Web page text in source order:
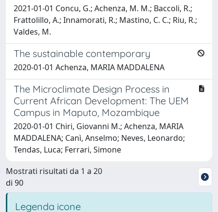
2021-01-01 Concu, G.; Achenza, M. M.; Baccoli, R.;
Frattolillo, A.; Innamorati, R.; Mastino, C. C.; Riu, R.;
Valdes, M.
The sustainable contemporary
2020-01-01 Achenza, MARIA MADDALENA
The Microclimate Design Process in
Current African Development: The UEM
Campus in Maputo, Mozambique
2020-01-01 Chiri, Giovanni M.; Achenza, MARIA
MADDALENA; Canì, Anselmo; Neves, Leonardo;
Tendas, Luca; Ferrari, Simone
Mostrati risultati da 1 a 20
di 90
Legenda icone